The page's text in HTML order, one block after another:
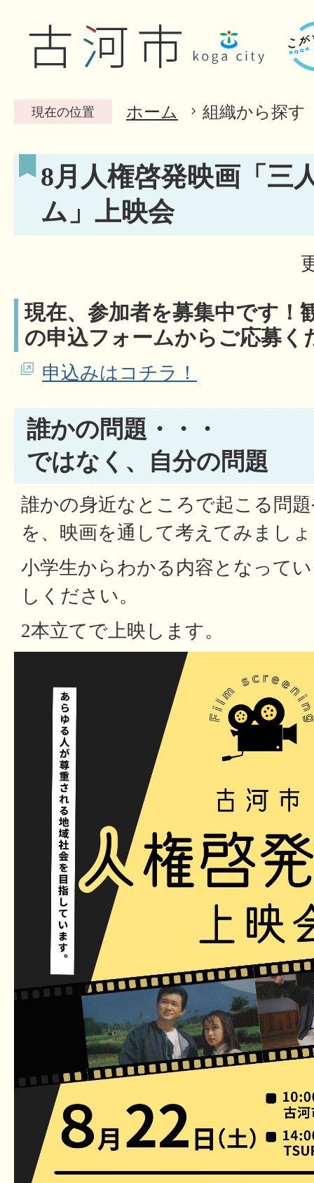
現在の位置 ホーム 組織から探す
8月人権啓発映画「三
ム」上映会
現在、参加者を募集中です！
の申込フォームからご応募く
申込みはコチラ！
誰かの問題・・・
ではなく、自分の問題
誰かの身近なところで起こる問
を、映画を通して考えてみまし
小学生からわかる内容となって
しください。
2本立てで上映します。